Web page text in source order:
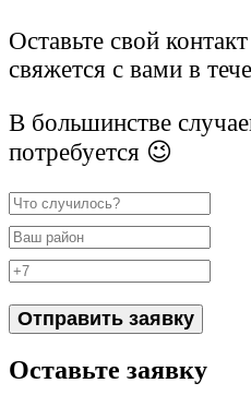
Оставьте свой
свяжется с вами в
В большинстве
потребуется 😉
Отправить заявку
Оставьте заявку